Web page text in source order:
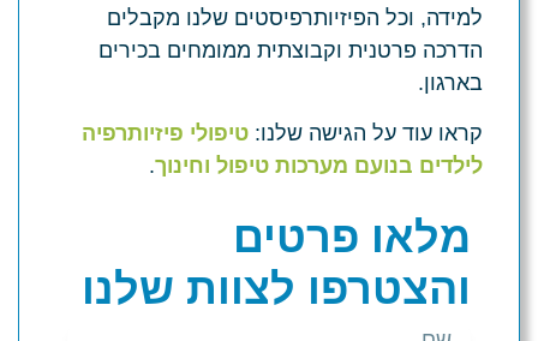
למידה, וכל הפיזיותרפיסטים שלנו מקבלים
הדרכה פרטנית וקבוצתית ממומחים בכירים
בארגון.
קראו עוד על הגישה שלנו: טיפולי פיזיותרפיה
לילדים בנועם מערכות טיפול וחינוך.
מלאו פרטים
והצטרפו לצוות שלנו